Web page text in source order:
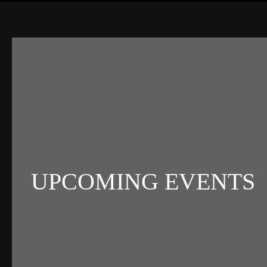
UPCOMING EVENTS